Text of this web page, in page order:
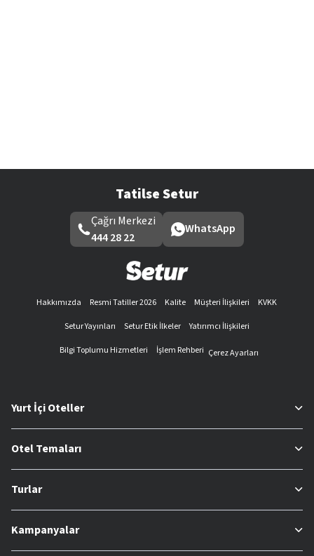
Tatilse Setur
Çağrı Merkezi
444 28 22
WhatsApp
Hakkımızda Resmi Tatiller 2026 Kalite Müşteri İlişkileri
KVKK
Setur Yayınları
Setur Etik İlkeler
Yatırımcı İlişkileri
Bilgi Toplumu Hizmetleri
İşlem Rehberi Çerez Ayarları
Yurt İçi Oteller
Otel Temaları
Turlar
Kampanyalar